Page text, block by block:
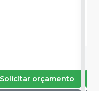
Solicitar orçamento